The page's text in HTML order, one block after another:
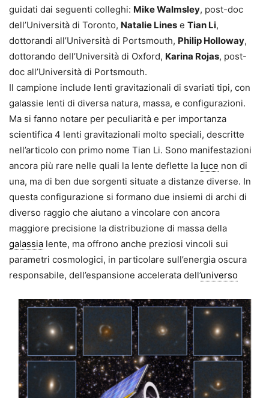
guidati dai seguenti colleghi: Mike Walmsley, post-doc
dell’Università di Toronto, Natalie Lines e Tian Li,
dottorandi all’Università di Portsmouth, Philip Holloway,
dottorando dell’Università di Oxford, Karina Rojas, post-
doc all’Università di Portsmouth.
Il campione include lenti gravita­zionali di svariati tipi, con
galassie lenti di diversa natura, massa, e configurazioni.
Ma si fanno notare per peculiarità e per importanza
scientifica 4 lenti gravitazionali molto speciali, descritte
nell’arti­colo con primo nome Tian Li. Sono manifestazioni
ancora più rare nelle quali la lente deflette la luce non di
una, ma di ben due sorgenti situate a distanze diverse. In
questa confi­gurazione si formano due insiemi di archi di
diverso raggio che aiutano a vincolare con ancora
maggiore precisione la distribuzione di massa della
galassia lente, ma offrono anche preziosi vincoli sui
parametri cosmologici, in particolare sull’ener­gia oscura
responsabile, dell’espan­sione accelerata dell’universo